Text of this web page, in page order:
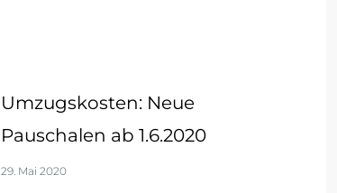
Umzugskosten: Neue
Pauschalen ab 1.6.2020
29. Mai 2020